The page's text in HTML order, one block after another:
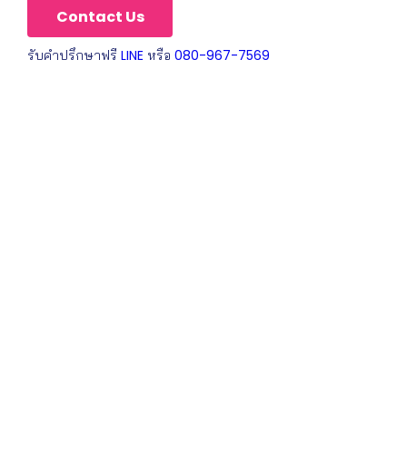
Contact Us
รับคำปรึกษาฟรี LINE หรือ 080-967-7569